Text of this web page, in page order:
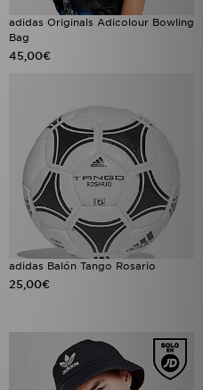
adidas Originals Adicolour Bowling
Bag
45,00€
adidas Balón Tango Rosario
25,00€